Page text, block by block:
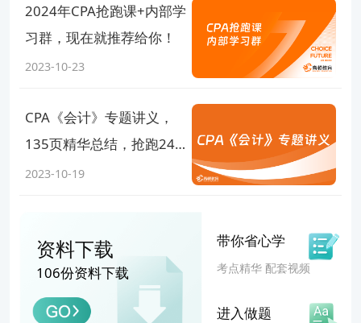
子，让你对CPA考场准备更加放心！
截止现在，目前已有约300人领到试卷，很多考生都
说试卷很有帮助，已开始考前刷题！因此在最后18
天，请立刻领取到这套押题卷，非常适合考前冲刺使
用！
以上就是【CPA《战略》必背10页纸.PDF】的全部
内容，想要了解更多
注会考试资讯，欢迎前往高顿CP
添加老师微信
获取更多注会备考资源
2024年CPA抢跑课+内部学
习群，现在就推荐给你！
2023-10-23
CPA《会计》专题讲义，
135页精华总结，抢跑24
年注会考试！
2023-10-19
资料下载
106份资料下载 考点精华 配套视频
带你省心学
进入做题